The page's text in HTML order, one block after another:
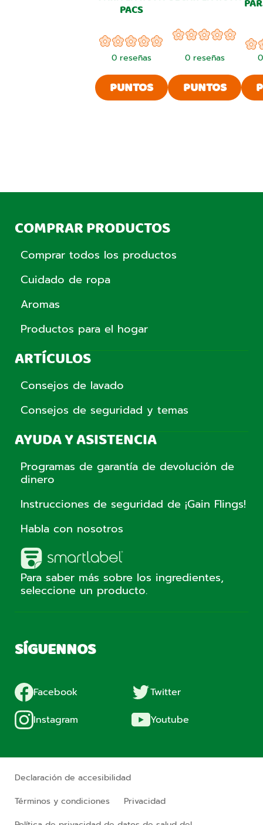
PACS
0 reseñas
PUNTOS
0 reseñas
PUNTOS
0
COMPRAR PRODUCTOS
Comprar todos los productos
Cuidado de ropa
Aromas
Productos para el hogar
ARTÍCULOS
Consejos de lavado
Consejos de seguridad y temas
AYUDA Y ASISTENCIA
Programas de garantía de devolución de
dinero
Instrucciones de seguridad de ¡Gain Flings!
Habla con nosotros
Para saber más sobre los ingredientes,
seleccione un producto.
SÍGUENNOS
Facebook
Twitter
Instagram
Youtube
Declaración de accesibilidad
Términos y condiciones
Privacidad